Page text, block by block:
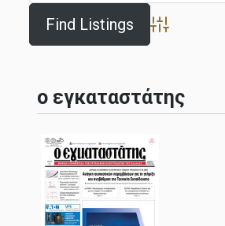
Advanced Search
ο εγκαταστάτης